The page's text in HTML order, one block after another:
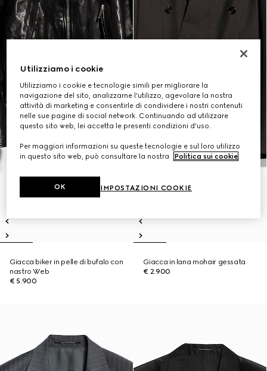
Giacca biker in pelle di bufalo con
nastro Web
€ 5.900
Giacca in lana mohair gessata
€ 2.900
Utilizziamo i cookie
Utilizziamo i cookie e tecnologie simili per migliorare la
navigazione del sito, analizzarne l'utilizzo, agevolare la nostra
attività di marketing e consentirle di condividere i nostri contenuti
nelle sue pagine di social network. Continuando ad utilizzare
questo sito web, lei accetta le presenti condizioni d'uso.
Per maggiori informazioni su queste tecnologie e sul loro utilizzo
in questo sito web, può consultare la nostra
Politica sui cookie.
IMPOSTAZIONI COOKIE
OK